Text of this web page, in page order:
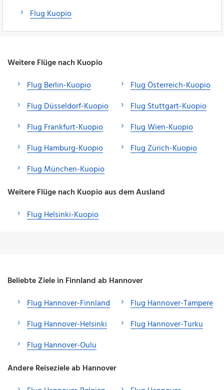
Flug Kuopio
Weitere Flüge nach Kuopio
Flug Berlin-Kuopio
Flug Düsseldorf-Kuopio
Flug Frankfurt-Kuopio
Flug Hamburg-Kuopio
Flug München-Kuopio
Flug Österreich-Kuopio
Flug Stuttgart-Kuopio
Flug Wien-Kuopio
Flug Zürich-Kuopio
Weitere Flüge nach Kuopio aus dem Ausland
Flug Helsinki-Kuopio
Beliebte Ziele in Finnland ab Hannover
Flug Hannover-Finnland
Flug Hannover-Helsinki
Flug Hannover-Oulu
Flug Hannover-Tampere
Flug Hannover-Turku
Andere Reiseziele ab Hannover